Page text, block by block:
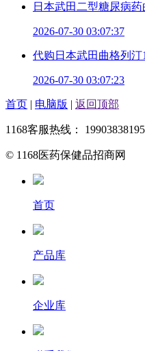
日本武田二型糖尿病
2026-07-30 03:07:37
代购日本武田曲格列
2026-07-30 03:07:23
首页 | 电脑版 | 返回顶部
1168客服热线： 19903838195
© 1168医药保健品招商网
首页
产品库
企业库